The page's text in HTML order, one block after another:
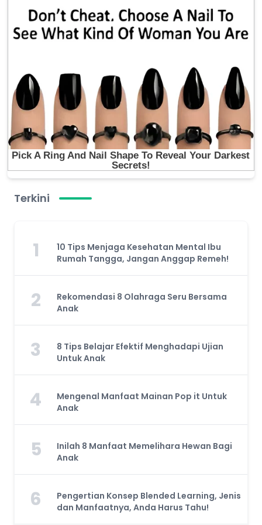
Terkini
1
10 Tips Menjaga Kesehatan Mental Ibu
Rumah Tangga, Jangan Anggap Remeh!
2
Rekomendasi 8 Olahraga Seru Bersama
Anak
3
8 Tips Belajar Efektif Menghadapi Ujian
Untuk Anak
4
Mengenal Manfaat Mainan Pop it Untuk
Anak
5
Inilah 8 Manfaat Memelihara Hewan Bagi
Anak
6
Pengertian Konsep Blended Learning, Jenis
dan Manfaatnya, Anda Harus Tahu!